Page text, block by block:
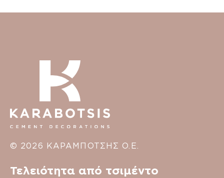
© 2026 ΚΑΡΑΜΠΟΤΣΗΣ Ο.Ε.
Τελειότητα από τσιμέντο